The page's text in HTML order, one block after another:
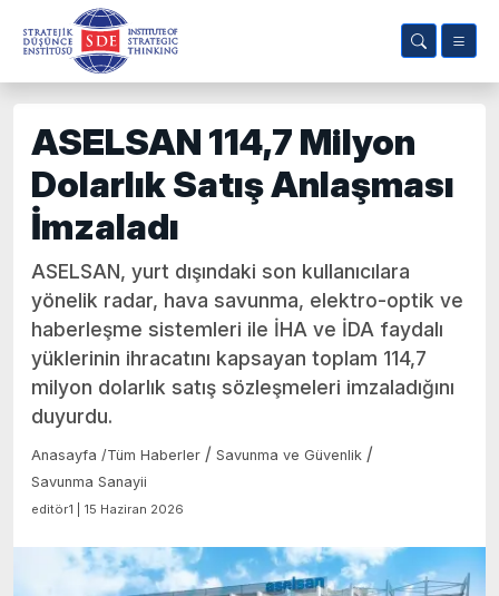
ASELSAN 114,7 Milyon
Dolarlık Satış Anlaşması
İmzaladı
ASELSAN, yurt dışındaki son kullanıcılara
yönelik radar, hava savunma, elektro-optik ve
haberleşme sistemleri ile İHA ve İDA faydalı
yüklerinin ihracatını kapsayan toplam 114,7
milyon dolarlık satış sözleşmeleri imzaladığını
duyurdu.
Anasayfa /Tüm Haberler / Savunma ve Güvenlik /
Savunma Sanayii
editör1 | 15 Haziran 2026